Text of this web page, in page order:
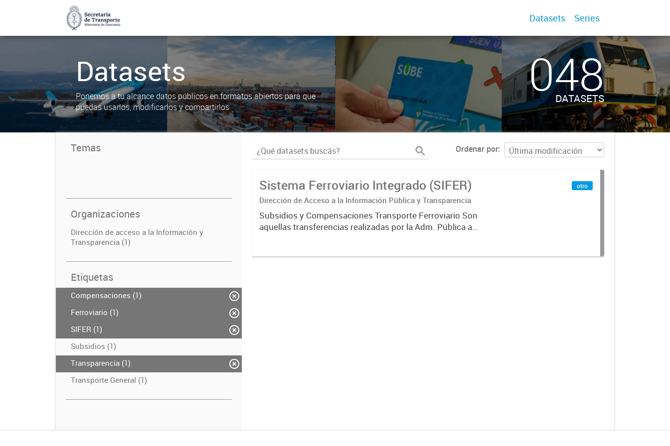
Datasets Series
Datasets
Ponemos a tu alcance datos públicos en formatos abiertos para que
puedas usarlos, modificarlos y compartirlos
048
DATASETS
Temas
Organizaciones
Dirección de acceso a la Información y
Transparencia (1)
Etiquetas
Compensaciones (1)
Ferroviario (1)
SIFER (1)
Subsidios (1)
Transparencia (1)
Transporte General (1)
Ordenar por
Sistema Ferroviario Integrado (SIFER)
Dirección de Acceso a la Información Pública y Transparencia
Subsidios y Compensaciones Transporte Ferroviario Son
aquellas transferencias realizadas por la Adm. Pública a
otro